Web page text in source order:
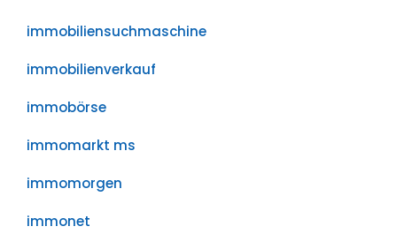
immobiliensuchmaschine
immobilienverkauf
immobörse
immomarkt ms
immomorgen
immonet